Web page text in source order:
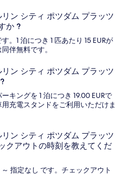
ン シティ ポツダム プラッツ
か ?
。1 泊につき 1 匹あたり 15 EURが
伴無料です。
ン シティ ポツダム プラッツ
キングを 1 泊につき 19.00 EURで
充電スタンドをご利用いただけま
ン シティ ポツダム プラッツ
クアウトの時刻を教えてくだ
指定なし です。チェックアウト